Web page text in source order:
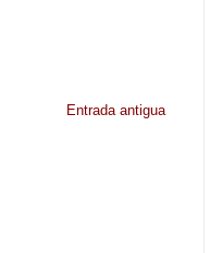
Entrada antigua